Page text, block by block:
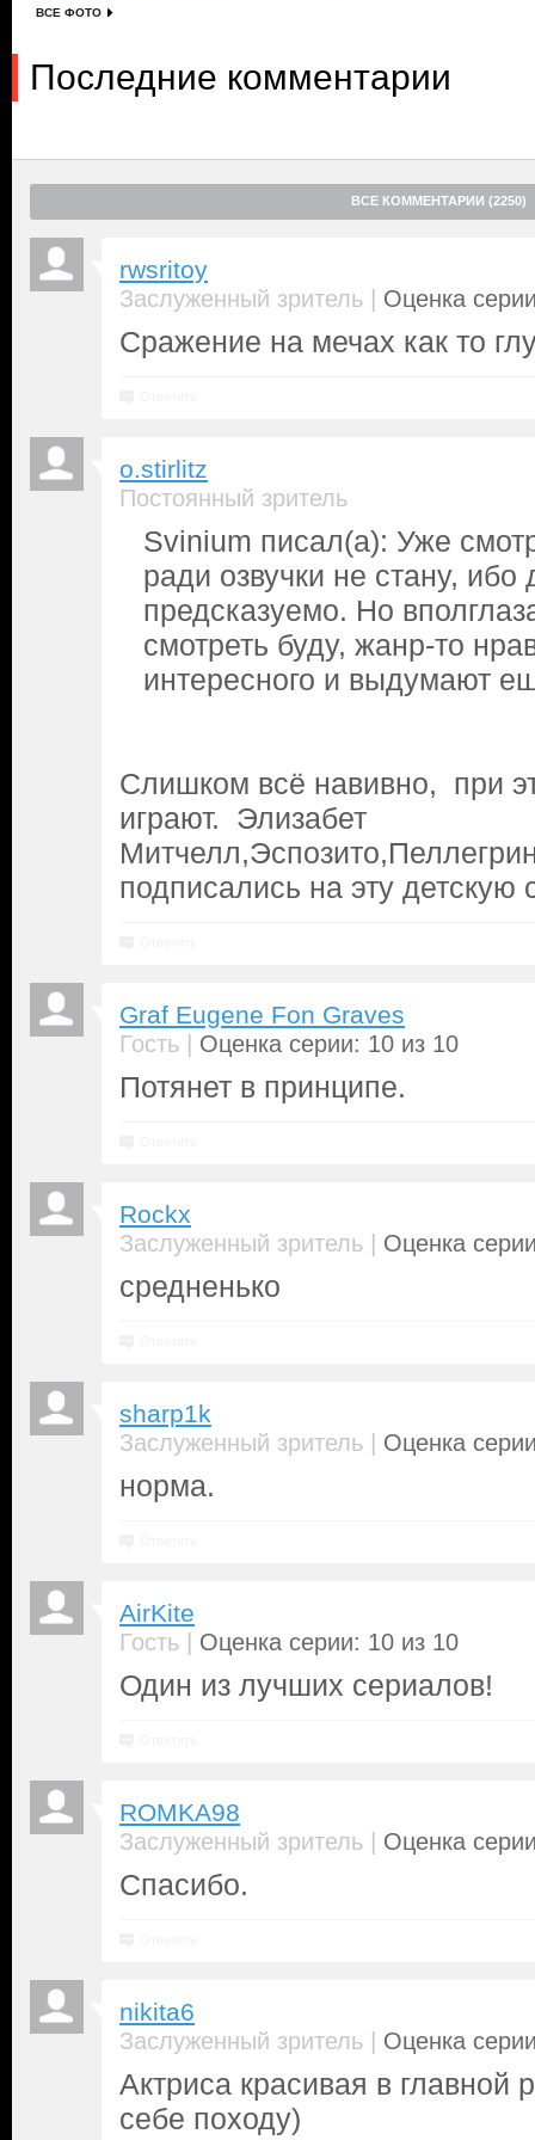
ВСЕ ФОТО
Последние комментарии
ВСЕ КОММЕНТАРИИ (2250)
rwsritoy
Заслуженный зритель | Оценка
Сражение на мечах как то
o.stirlitz
Постоянный зритель
Svinium писал(а): Уже
ради озвучки не стану,
предсказуемо. Но
смотреть буду, жанр-то
интересного и выдумают
Слишком всё навивно, при
играют. Элизабет
подписались на эту детскую
Graf Eugene Fon Graves
Гость | Оценка серии: 10 из 10
Потянет в принципе.
Rockx
Заслуженный зритель | Оценка
средненько
sharp1k
Заслуженный зритель | Оценка
норма.
AirKite
Гость | Оценка серии: 10 из 10
Один из лучших сериалов!
ROMKA98
Заслуженный зритель | Оценка
Спасибо.
nikita6
Заслуженный зритель | Оценка
Актриса красивая в главной
себе походу)